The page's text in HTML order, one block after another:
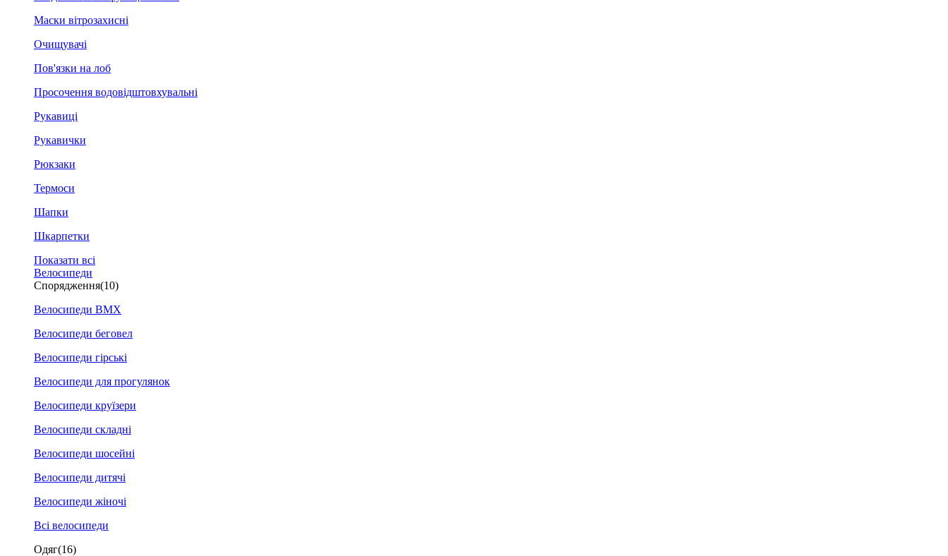
Маски вітрозахисні
Очищувачі
Пов'язки на лоб
Просочення водовідштовхувальні
Рукавиці
Рукавички
Рюкзаки
Термоси
Шапки
Шкарпетки
Показати всі
Велосипеди
Спорядження(10)
Велосипеди BMX
Велосипеди беговел
Велосипеди гірські
Велосипеди для прогулянок
Велосипеди круїзери
Велосипеди складні
Велосипеди шосейні
Велосипеди дитячі
Велосипеди жіночі
Всі велосипеди
Одяг(16)